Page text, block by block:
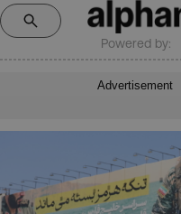
Powered by:
Advertisement